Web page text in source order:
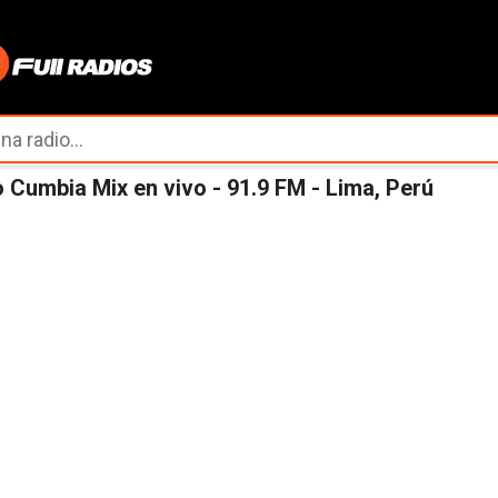
Cumbia Mix en vivo - 91.9 FM - Lima, Perú